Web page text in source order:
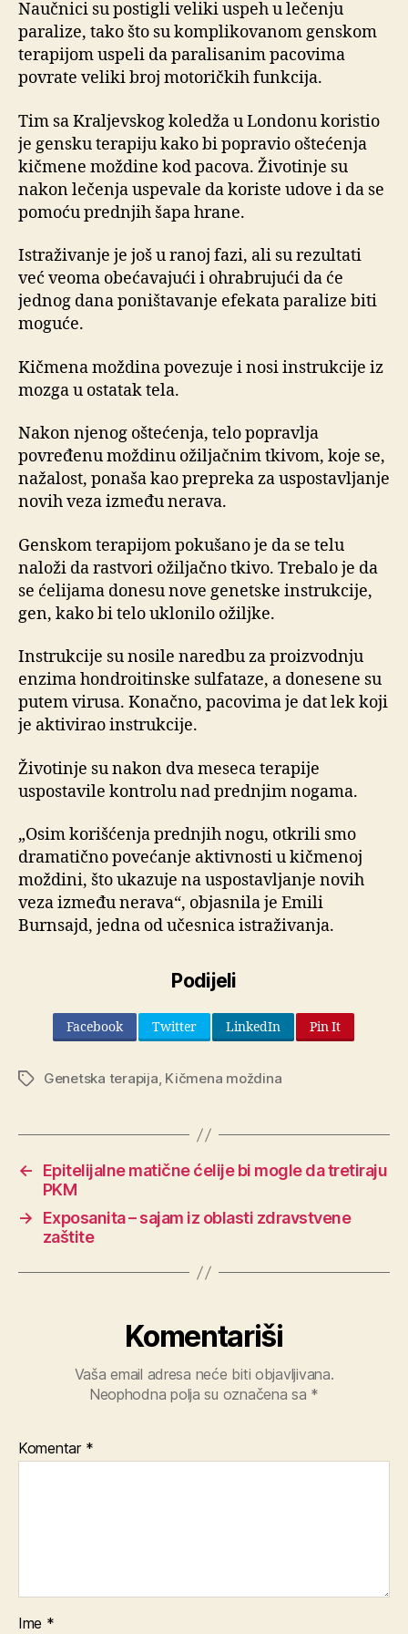
Naučnici su postigli veliki uspeh u lečenju
paralize, tako što su komplikovanom genskom
terapijom uspeli da paralisanim pacovima
povrate veliki broj motoričkih funkcija.
Tim sa Kraljevskog koledža u Londonu koristio
je gensku terapiju kako bi popravio oštećenja
kičmene moždine kod pacova. Životinje su
nakon lečenja uspevale da koriste udove i da se
pomoću prednjih šapa hrane.
Istraživanje je još u ranoj fazi, ali su rezultati
već veoma obećavajući i ohrabrujući da će
jednog dana poništavanje efekata paralize biti
moguće.
Kičmena moždina povezuje i nosi instrukcije iz
mozga u ostatak tela.
Nakon njenog oštećenja, telo popravlja
povređenu moždinu ožiljačnim tkivom, koje se,
nažalost, ponaša kao prepreka za uspostavljanje
novih veza između nerava.
Genskom terapijom pokušano je da se telu
naloži da rastvori ožiljačno tkivo. Trebalo je da
se ćelijama donesu nove genetske instrukcije,
gen, kako bi telo uklonilo ožiljke.
Instrukcije su nosile naredbu za proizvodnju
enzima hondroitinske sulfataze, a donesene su
putem virusa. Konačno, pacovima je dat lek koji
je aktivirao instrukcije.
Životinje su nakon dva meseca terapije
uspostavile kontrolu nad prednjim nogama.
„Osim korišćenja prednjih nogu, otkrili smo
dramatično povećanje aktivnosti u kičmenoj
moždini, što ukazuje na uspostavljanje novih
veza između nerava“, objasnila je Emili
Burnsajd, jedna od učesnica istraživanja.
Podijeli
Facebook Twitter LinkedIn Pin It
OznakeGenetska terapija, Kičmena moždina
←
Epitelijalne matične ćelije bi mogle da tretiraju
PKM
→
Exposanita – sajam iz oblasti zdravstvene
zaštite
Komentariši
Vaša email adresa neće biti objavljivana.
Neophodna polja su označena sa *
Komentar *
Ime *